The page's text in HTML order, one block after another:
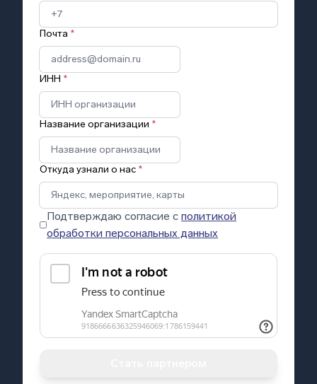
Почта *
ИНН *
Название организации *
Откуда узнали о нас *
Подтверждаю согласие сполитикой
обработки персональных данных